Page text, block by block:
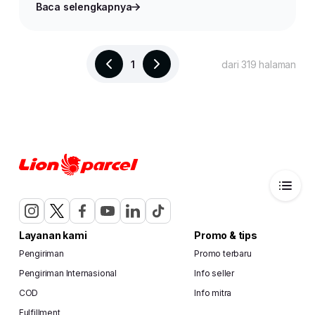
Baca selengkapnya
1 dari 319 halaman
Layanan kami
Pengiriman
Pengiriman Internasional
COD
Fulfillment
Promo & tips
Promo terbaru
Info seller
Info mitra